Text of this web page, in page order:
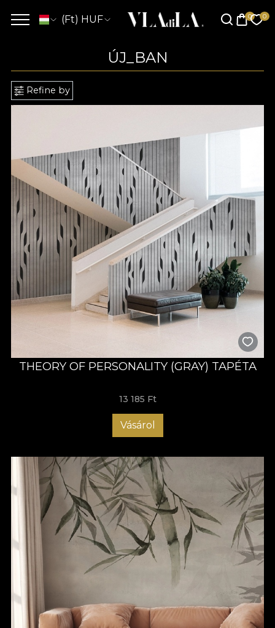
(Ft) HUF
ÚJ_BAN
Refine by
THEORY OF PERSONALITY (GRAY) TAPÉTA
13 185 Ft
Vásárol